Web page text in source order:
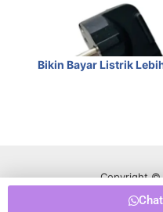
Bikin Bayar Listrik
Copyright ©